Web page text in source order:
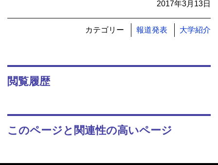
2017年3月13日
カテゴリー 報道発表 大学紹介
閲覧履歴
このページと関連性の高いページ